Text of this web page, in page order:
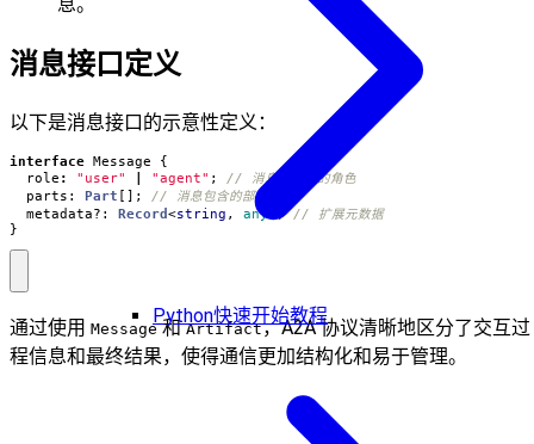
Python快速开始教程
息。
消息接口定义
以下是消息接口的示意性定义：
interface Message
{
role : "user" "agent" ;
parts : Part [];
metadata? : Record<string , any >;
}
通过使用 Message和Artifact，A2A 协议清晰地区分了交互过
程信息和最终结果，使得通信更加结构化和易于管理。